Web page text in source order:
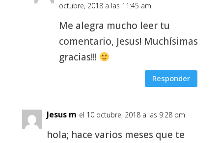
octubre, 2018 a las 11:45 am
Me alegra mucho leer tu
comentario, Jesus! Muchísimas
gracias!!!
Responder
Jesus m el 10 octubre, 2018 a las 9:28 pm
hola; hace varios meses que te